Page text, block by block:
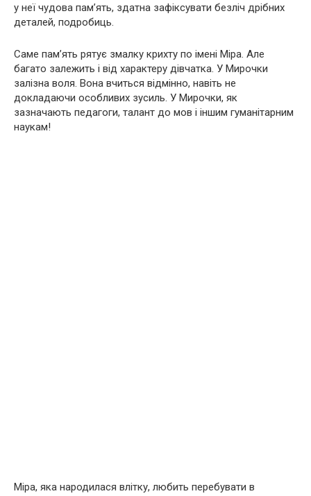
у неї чудова пам’ять, здатна зафіксувати безліч дрібних
деталей, подробиць.
Саме пам’ять рятує змалку крихту по імені Міра. Але
багато залежить і від характеру дівчатка. У Мирочки
залізна воля. Вона вчиться відмінно, навіть не
докладаючи особливих зусиль. У Мирочки, як
зазначають педагоги, талант до мов і іншим гуманітарним
наукам!
Міра, яка народилася влітку, любить перебувати в